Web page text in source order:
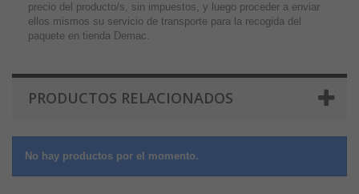
precio del producto/s, sin impuestos, y luego proceder a enviar
ellos mismos su servicio de transporte para la recogida del
paquete en tienda Demac.
PRODUCTOS RELACIONADOS
No hay productos por el momento.